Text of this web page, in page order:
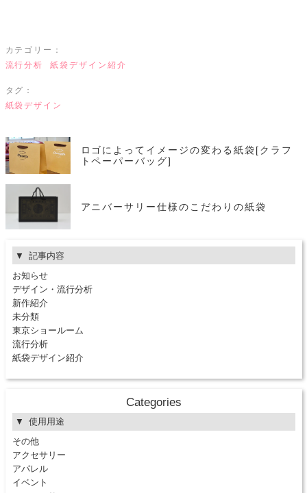
カテゴリー：
流行分析
紙袋デザイン紹介
タグ：
紙袋デザイン
ロゴによってイメージの変わる紙袋[クラフ
トペーパーバッグ]
アニバーサリー仕様のこだわりの紙袋
記事内容
お知らせ
デザイン・流行分析
新作紹介
未分類
東京ショールーム
流行分析
紙袋デザイン紹介
Categories
使用用途
その他
アクセサリー
アパレル
イベント